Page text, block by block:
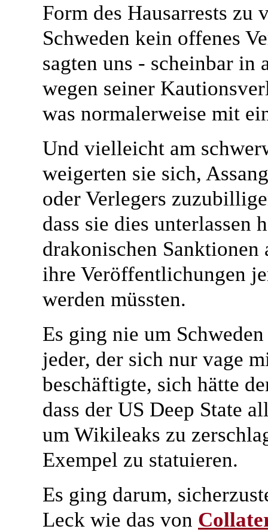
Form des Hausarrests zu
Schweden kein offenes
sagten uns - scheinbar
wegen seiner
was normalerweise mit
Und vielleicht am
weigerten sie sich,
oder Verlegers
dass sie dies unterlassen
drakonischen Sanktionen
ihre Veröffentlichungen
werden müssten.
Es ging nie um
jeder, der sich nur vage
beschäftigte, sich hätte
dass der US Deep State
um Wikileaks zu
Exempel zu statuieren.
Es ging darum,
Leck wie das von